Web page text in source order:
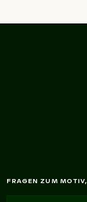
FRAGEN ZUM